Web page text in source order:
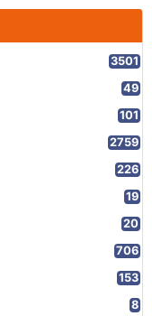
3501
49
101
2759
226
19
20
706
153
8